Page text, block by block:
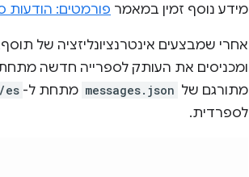
מידע נוסף זמין במאמר פורמטים: הודעות
אחרי שמבצעים אינטרנציונליזציה של
ומכניסים את העותק לספרייה חדשה
מתורגם של messages.json מתחת ל- es
לספרדית.